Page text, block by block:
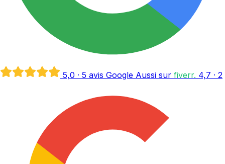
5,0 · 5 avis Google Aussi sur fiverr. 4,7 · 2